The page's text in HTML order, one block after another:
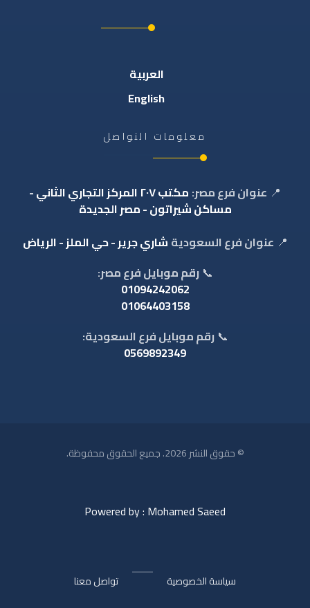
العربية
English
معلومات التواصل
📍 عنوان فرع مصر:
مكتب ٢٠٧ المركز التجاري الثاني -
مساكن شيراتون - مصر الجديدة
📍 عنوان فرع السعودية شاري جرير - حي الملز - الرياض
📞 رقم موبايل فرع مصر:
01094242062
01064403158
📞 رقم موبايل فرع السعودية:
0569892349
© حقوق النشر 2026. جميع الحقوق محفوظة.
Powered by : Mohamed Saeed
سياسة الخصوصية تواصل معنا